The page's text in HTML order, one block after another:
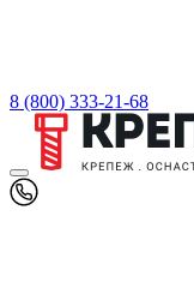
8 (800) 333-21-68